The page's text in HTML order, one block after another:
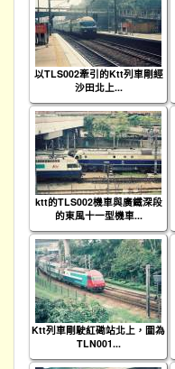
以TLS002牽引的Ktt列車剛經
沙田北上...
ktt的TLS002機車與廣鐵深段
的東風十一型機車...
Ktt列車剛駛紅磡站北上，圖為
TLN001...